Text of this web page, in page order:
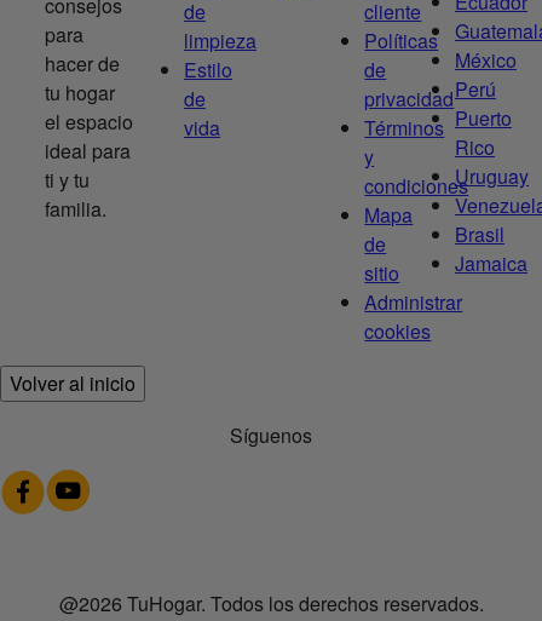
consejos
para
hacer de
tu hogar
el espacio
ideal para
ti y tu
familia.
de
limpieza
Estilo
de
vida
cliente
Políticas
de
privacidad
Términos
y
condiciones
Mapa
de
sitio
Administrar
cookies
México
Perú
Puerto
Rico
Uruguay
Brasil
Jamaica
Volver al inicio
Síguenos
@2026 TuHogar. Todos los derechos reservados.